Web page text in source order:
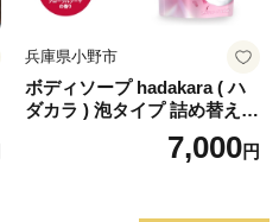
兵庫県小野市
ボディソープ hadakara ( ハ
ダカラ ) 泡タイプ 詰め替え 4
40ml×4袋 ボディーソープ 泡
ボディソープ 泡 日用品 消耗
7,000円